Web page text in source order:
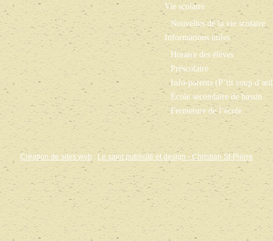
Vie scolaire
Nouvelles de la vie scolaire
Informations utiles
Horaire des élèves
Préscolaire
Info-parents (P’tit coup
École secondaire de bassin
Fermeture de l’école
Création de sites web : Le saint publicité et design - Christian St-Pierre